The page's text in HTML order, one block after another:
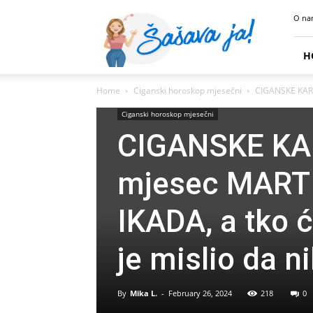
Ja
O
Home Ciganski horoskop mjesečni CIGANSKE
Ciganski horoskop mjesečni
CIGANSKE
mjesec
IKADA, a tko
je mislio da
By Mika L. - February 26, 2024 218 0